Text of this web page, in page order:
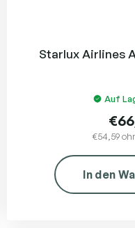
Starlux Airlines
Auf
€54,59
In den